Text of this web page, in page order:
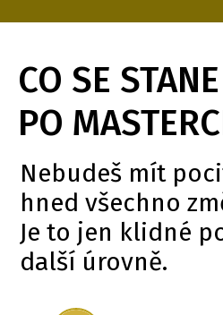
CO SE STANE
PO
Nebudeš mít
hned všechno
Je to jen klidné
další úrovně.